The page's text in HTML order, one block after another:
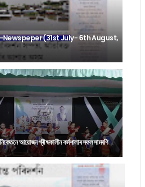
Newspeper (31st July- 6th August,
আয়োজন গ্ৰীষ্মকালীন কৰ্মশালাৰ সফল সামৰণি